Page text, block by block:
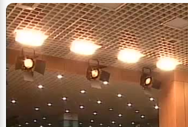
机遇，其中一个种子就会长大的。"张秋婷小时候自学
少女战士》的漫画书；因为喜欢跑步参加过学校的体
800米，一圈一圈的跑。学过三年时间的小提琴，不
只要有所领悟就可以了。 张秋婷最喜欢看书，并且包罗万象。"我经常看一些
边缘冷门学科的书。高三的时候看历史很烦，我就借
《全球通史》等书很欢喜的看完了。历史是客观的，
该看看别人也怎么说。"张秋婷说 "总听一家之言，容
和思想模式，收集百声才能更清楚客观的看清事物的
来，她更喜欢看小品文，闲谈、野史，比如《水晶注
找到很多正史中没有记载的有趣故事，张秋婷把这些
除此之外，张秋婷对地理和考古也很感兴趣，她最想
三毛那样，三毛的《撒哈拉沙漠》，她看过无数次，"
淑，说话也很自我，但是生活特别充实，不枉费这一生"。 虽然爸爸妈